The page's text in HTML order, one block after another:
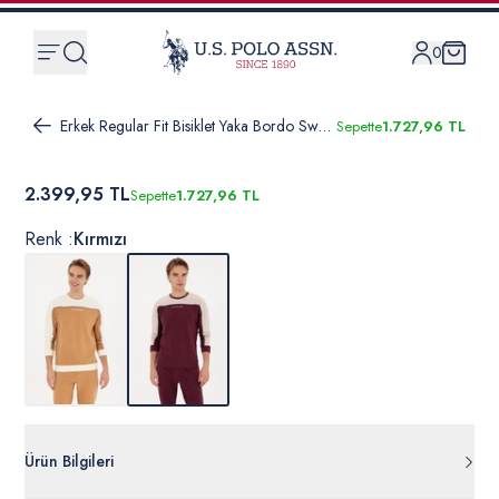
0
Erkek Regular Fit Bisiklet Yaka Bordo Sweatshirt Sepette1.727,96 TL
2.399,95 TLSepette1.727,96 TL
Renk :Kırmızı
Ürün Bilgileri